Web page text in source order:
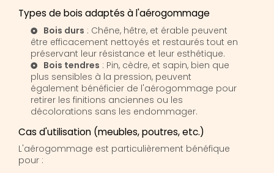
Types de bois adaptés à l'aérogommage
Bois durs : Chêne, hêtre, et érable peuvent
être efficacement nettoyés et restaurés tout en
préservant leur résistance et leur esthétique.
Bois tendres : Pin, cèdre, et sapin, bien que
plus sensibles à la pression, peuvent
également bénéficier de l'aérogommage pour
retirer les finitions anciennes ou les
décolorations sans les endommager.
Cas d'utilisation (meubles, poutres, etc.)
L'aérogommage est particulièrement bénéfique
pour :